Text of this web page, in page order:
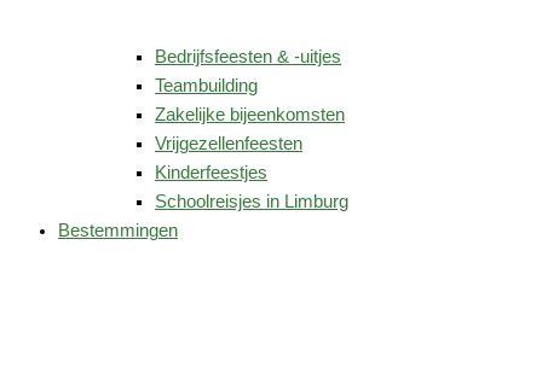
Bedrijfsfeesten & -uitjes
Teambuilding
Zakelijke bijeenkomsten
Vrijgezellenfeesten
Kinderfeestjes
Schoolreisjes in Limburg
Bestemmingen